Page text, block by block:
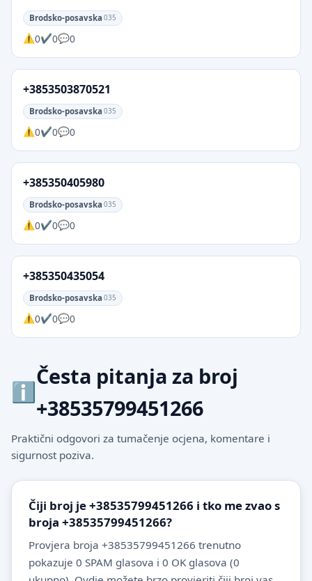
Brodsko-posavska 035
0 0 0
+3853503870521
Brodsko-posavska 035
0 0 0
+385350405980
Brodsko-posavska 035
0 0 0
+385350435054
Brodsko-posavska 035
0 0 0
Česta pitanja za broj
+38535799451266
Praktični odgovori za tumačenje ocjena, komentare i
sigurnost poziva.
Čiji broj je +38535799451266 i tko me zvao s
broja +38535799451266?
Provjera broja +38535799451266 trenutno
pokazuje 0 SPAM glasova i 0 OK glasova (0